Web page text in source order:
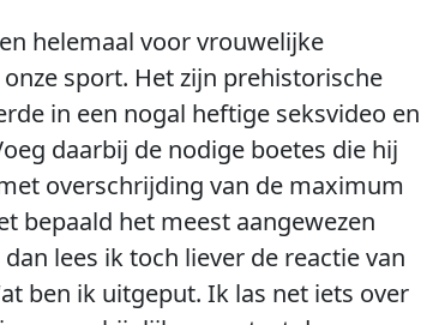
helemaal voor vrouwelijke
sport. Het zijn prehistorische
in een nogal heftige seksvideo en
daarbij de nodige boetes die hij
overschrijding van de maximum
bepaald het meest aangewezen
lees ik toch liever de reactie van
ben ik uitgeput. Ik las net iets over